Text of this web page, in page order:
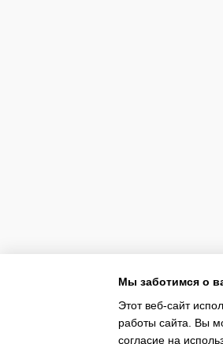
Мы заботимся о
Этот веб-сайт
работы сайта. Вы
согласие на